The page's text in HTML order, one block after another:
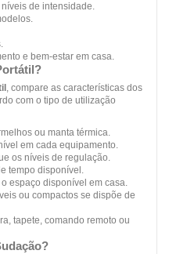
de intensidade.
e bem-estar em casa.
, compare as características dos
com o tipo de utilização
ou manta térmica.
em cada equipamento.
os níveis de regulação.
tempo disponível.
espaço disponível em casa.
ou compactos se dispõe de
tapete, comando remoto ou